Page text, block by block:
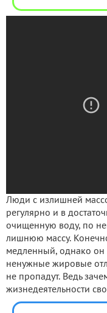
Люди с излишней
регулярно и в
очищенную воду, по
лишнюю массу.
медленный, однако он
ненужные жировые
не пропадут. Ведь
жизнедеятельности